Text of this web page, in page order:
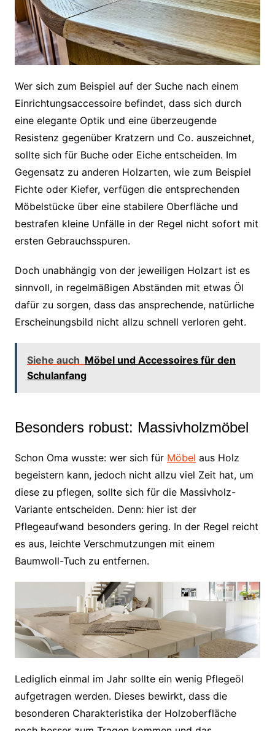
Wer sich zum Beispiel auf der Suche nach einem
Einrichtungsaccessoire befindet, dass sich durch
eine elegante Optik und eine überzeugende
Resistenz gegenüber Kratzern und Co. auszeichnet,
sollte sich für Buche oder Eiche entscheiden. Im
Gegensatz zu anderen Holzarten, wie zum Beispiel
Fichte oder Kiefer, verfügen die entsprechenden
Möbelstücke über eine stabilere Oberfläche und
bestrafen kleine Unfälle in der Regel nicht sofort mit
ersten Gebrauchsspuren.
Doch unabhängig von der jeweiligen Holzart ist es
sinnvoll, in regelmäßigen Abständen mit etwas Öl
dafür zu sorgen, dass das ansprechende, natürliche
Erscheinungsbild nicht allzu schnell verloren geht.
Siehe auch Möbel und Accessoires für den
Schulanfang
Besonders robust: Massivholzmöbel
Schon Oma wusste: wer sich für Möbel aus Holz
begeistern kann, jedoch nicht allzu viel Zeit hat, um
diese zu pflegen, sollte sich für die Massivholz-
Variante entscheiden. Denn: hier ist der
Pflegeaufwand besonders gering. In der Regel reicht
es aus, leichte Verschmutzungen mit einem
Baumwoll-Tuch zu entfernen.
Lediglich einmal im Jahr sollte ein wenig Pflegeöl
aufgetragen werden. Dieses bewirkt, dass die
besonderen Charakteristika der Holzoberfläche